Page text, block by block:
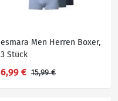
esmara Men Herren Boxer,
3 Stück
6,99 € 15,99 €